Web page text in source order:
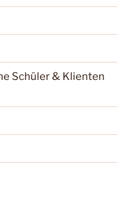
Schüler & Klienten